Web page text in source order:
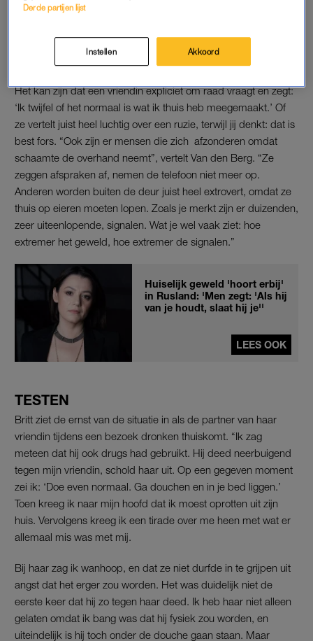
spreken, maar het wel over lichamelijke klachten hebben. “En
buikpijn … Signalen die niet altijd duiden op huiselijk geweld,
en waarvan de huisarts zegt: ‘Dat klinkt als stress.'”
Het kan zijn dat een vriendin expliciet om raad vraagt en zegt:
‘Ik twijfel of het normaal is wat ik thuis heb meegemaakt.’ Of
ze vertelt juist heel luchtig over een ruzie, terwijl jij denkt: dat is
best fors. “Ook zijn er mensen die zich afzonderen omdat
schaamte de overhand neemt”, vertelt Van den Berg. “Ze
zeggen afspraken af, nemen de telefoon niet meer op.
Anderen worden buiten de deur juist heel extrovert, omdat ze
thuis op eieren moeten lopen. Zoals je merkt zijn er duizenden,
zeer uiteenlopende, signalen. Wat je wel vaak ziet: hoe
extremer het geweld, hoe extremer de signalen.”
Huiselijk geweld 'hoort erbij'
in Rusland: 'Men zegt: 'Als hij
van je houdt, slaat hij je''
LEES OOK
TESTEN
Britt ziet de ernst van de situatie in als de partner van haar
vriendin tijdens een bezoek dronken thuiskomt. “Ik zag
meteen dat hij ook drugs had gebruikt. Hij deed neerbuigend
tegen mijn vriendin, schold haar uit. Op een gegeven moment
zei ik: ‘Doe even normaal. Ga douchen en in je bed liggen.’
Toen kreeg ik naar mijn hoofd dat ik moest oprotten uit zijn
huis. Vervolgens kreeg ik een tirade over me heen met wat er
allemaal mis was met mij.
Bij haar zag ik wanhoop, en dat ze niet durfde in te grijpen uit
angst dat het erger zou worden. Het was duidelijk niet de
eerste keer dat hij zo tegen haar deed. Ik heb haar niet alleen
gelaten omdat ik bang was dat hij fysiek zou worden, en
uiteindelijk is hij toch onder de douche gaan staan. Maar
Derde partijen lijst
Instellen Akkoord